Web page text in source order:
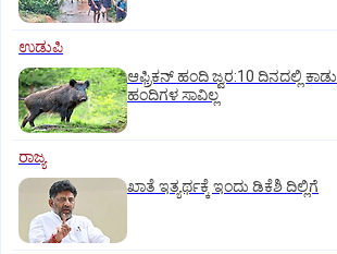
ಉಡುಪಿ
ಆಫ್ರಿಕನ್‌ ಹಂದಿ ಜ್ವರ:10 ದಿನದಲ್ಲಿ ಕಾಡು
ಹಂದಿಗಳ ಸಾವಿಲ್ಲ
ರಾಜ್ಯ
ಖಾತೆ ಇತ್ಯರ್ಥಕ್ಕೆ ಇಂದು ಡಿಕೆಶಿ ದಿಲ್ಲಿಗೆ